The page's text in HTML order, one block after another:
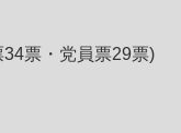
票・党員票29票)